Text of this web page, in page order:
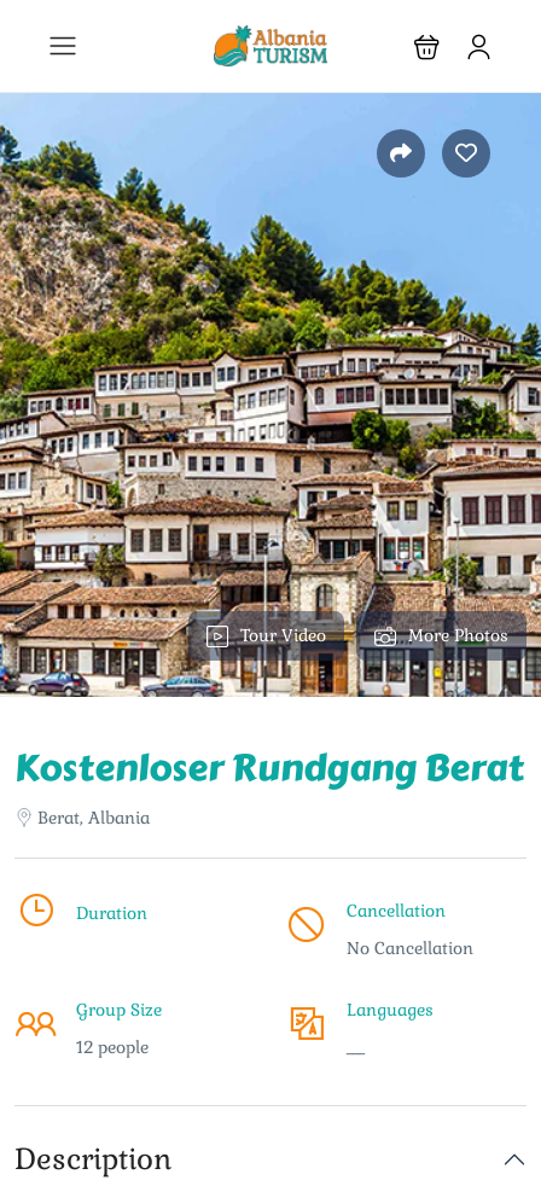
Tour Video More Photos
Kostenloser Rundgang Berat
Berat, Albania
Duration
Cancellation
No Cancellation
Group Size
12 people
Languages
Description